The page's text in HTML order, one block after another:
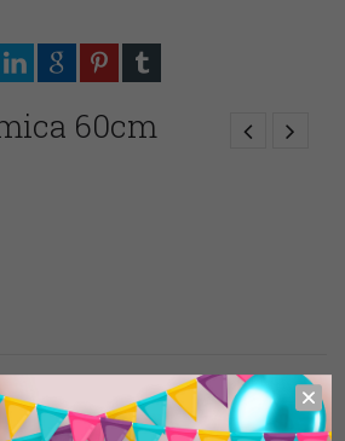
60cm
se prodaje na komad.
sa helijem, vazduhom, a može biti i